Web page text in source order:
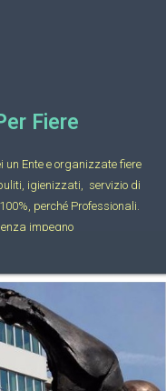
Fiere
un Ente e organizzate fiere
igienizzati, servizio di
perché Professionali.
impegno